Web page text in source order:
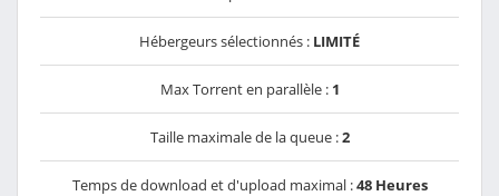
Hébergeurs sélectionnés : LIMITÉ
Max Torrent en parallèle : 1
Taille maximale de la queue :2
Temps de download et d'upload maximal :48 Heures